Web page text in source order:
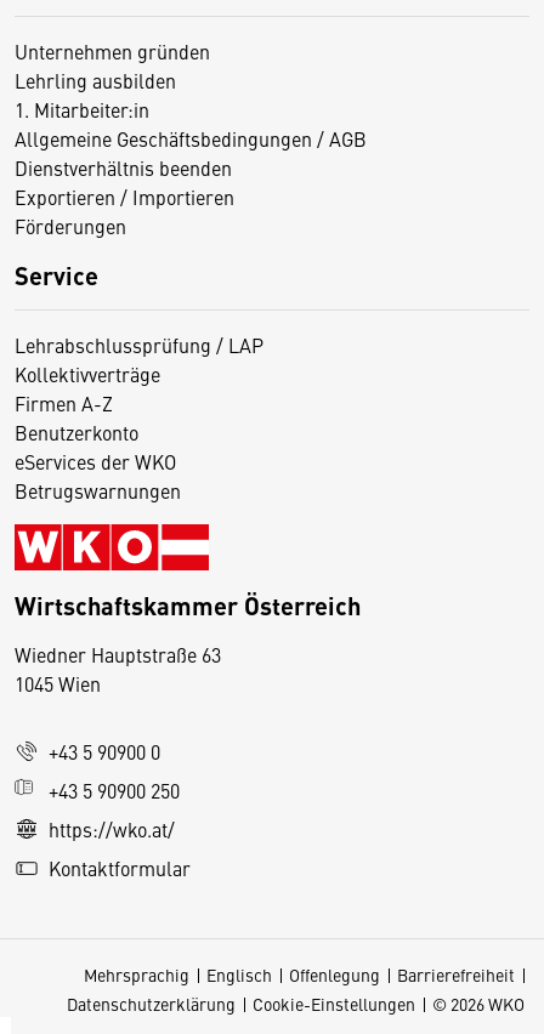
Unternehmen gründen
Lehrling ausbilden
1. Mitarbeiter:in
Allgemeine Geschäftsbedingungen / AGB
Dienstverhältnis beenden
Exportieren / Importieren
Förderungen
Service
Lehrabschlussprüfung / LAP
Kollektivverträge
Firmen A-Z
Benutzerkonto
eServices der WKO
Betrugswarnungen
Wirtschaftskammer Österreich
Wiedner Hauptstraße 63
1045 Wien
+43 5 90900 0
+43 5 90900 250
https://wko.at/
Kontaktformular
Mehrsprachig Englisch Offenlegung
Barrierefreiheit
Datenschutzerklärung
Cookie-Einstellungen © 2026 WKO
D
s
e
S
e